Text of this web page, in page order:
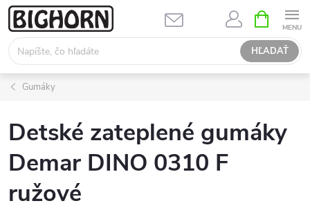
Prejsť
na
obsah
HĽADAŤ
KOŠÍK
Gumáky
Detské zateplené gumáky
Demar DINO 0310 F
ružové